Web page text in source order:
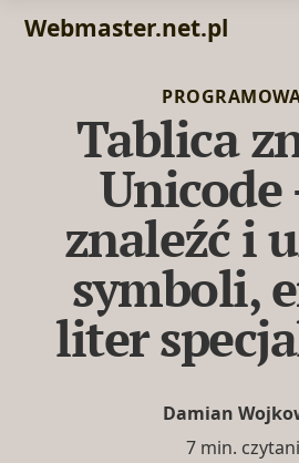
Webmaster.net.pl
Tablica
Unicode
znaleźć i
symboli,
liter
Damian
7 min.